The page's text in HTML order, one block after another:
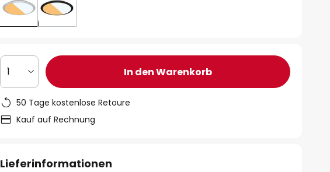
1 In den Warenkorb
50 Tage kostenlose Retoure
Kauf auf Rechnung
Lieferinformationen